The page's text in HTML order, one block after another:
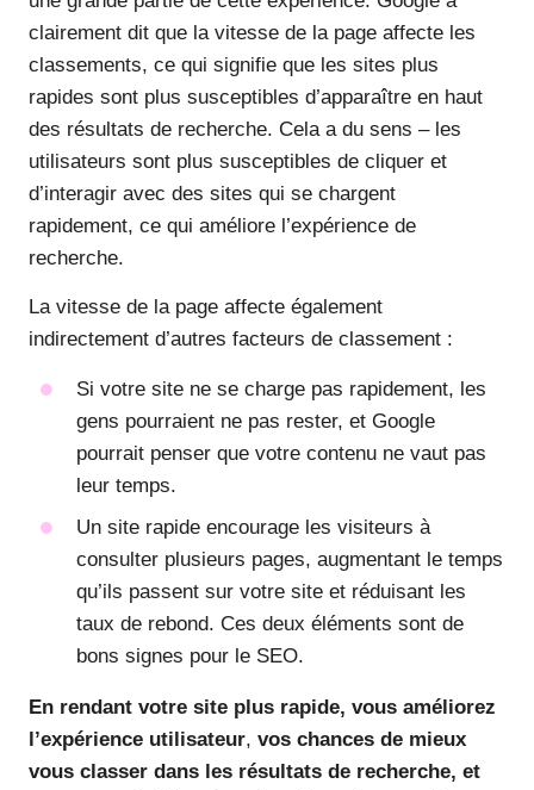
clairement dit que la vitesse de la page affecte les
classements, ce qui signifie que les sites plus
rapides sont plus susceptibles d’apparaître en haut
des résultats de recherche. Cela a du sens – les
utilisateurs sont plus susceptibles de cliquer et
d’interagir avec des sites qui se chargent
rapidement, ce qui améliore l’expérience de
recherche.
La vitesse de la page affecte également
indirectement d’autres facteurs de classement :
Si votre site ne se charge pas rapidement, les
gens pourraient ne pas rester, et Google
pourrait penser que votre contenu ne vaut pas
leur temps.
Un site rapide encourage les visiteurs à
consulter plusieurs pages, augmentant le temps
qu’ils passent sur votre site et réduisant les
taux de rebond. Ces deux éléments sont de
bons signes pour le SEO.
En rendant votre site plus rapide, vous améliorez
l’expérience utilisateur, vos chances de mieux
vous classer dans les résultats de recherche, et